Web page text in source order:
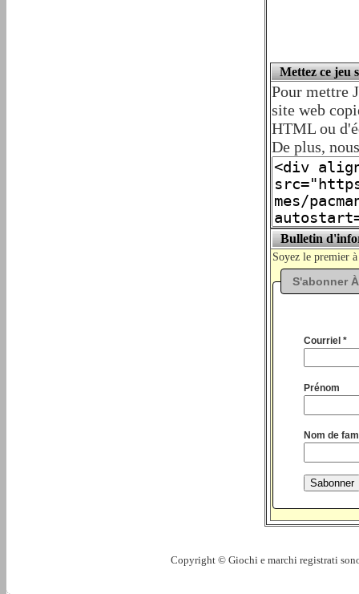
Mettez ce jeu
Pour mettre
site web
HTML ou
De plus,
Bulletin
Soyez le premier
S'abonner
Courriel *
Prénom
Nom de
Copyright © Giochi e marchi registrati